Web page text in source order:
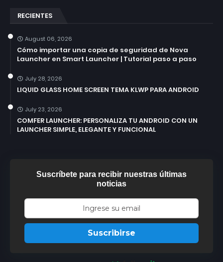
RECIENTES
August 06, 2026
Cómo importar una copia de seguridad de Nova
Launcher en Smart Launcher | Tutorial paso a paso
July 28, 2026
LIQUID GLASS HOME SCREEN TEMA KLWP PARA ANDROID
July 23, 2026
COMFER LAUNCHER: PERSONALIZA TU ANDROID CON UN
LAUNCHER SIMPLE, ELEGANTE Y FUNCIONAL
Suscríbete para recibir nuestras últimas
noticias
Suscribirse